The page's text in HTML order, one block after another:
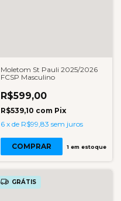
Moletom St Pauli 2025/2026
FCSP Masculino
R$599,00
R$539,10 com Pix
6 x de R$99,83 sem juros
COMPRAR 1 em estoque
GRÁTIS